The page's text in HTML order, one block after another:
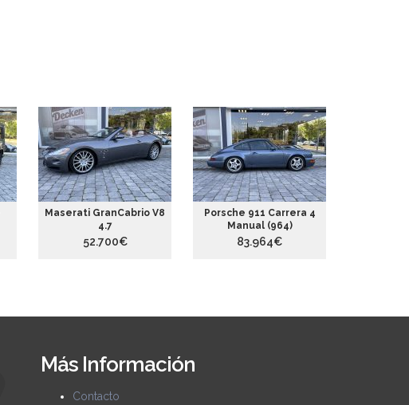
Maserati GranCabrio V8
4.7
52.700€
Porsche 911 Carrera 4
Manual (964)
83.964€
Más Información
Contacto